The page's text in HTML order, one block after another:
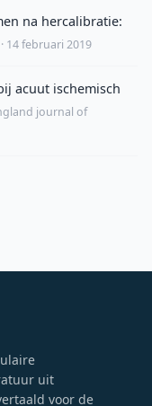
na hercalibratie:
14 februari 2019
acuut ischemisch
journal of
uit
voor de